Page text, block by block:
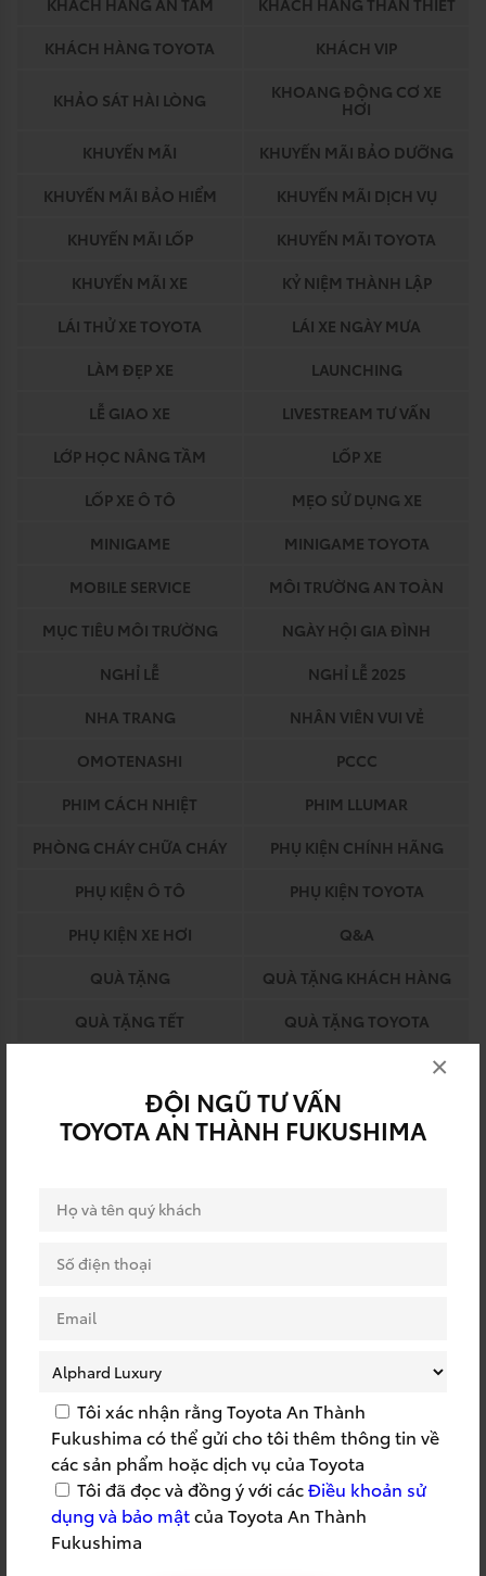
ĐỘI NGŨ TƯ VẤN
TOYOTA AN THÀNH FUKUSHIMA
Tôi xác nhận rằng Toyota An Thành
Fukushima có thể gửi cho tôi thêm thông tin về
các sản phẩm hoặc dịch vụ của Toyota
Tôi đã đọc và đồng ý với cácĐiều khoản sử
dụng và bảo mậtcủa Toyota An Thành
Fukushima
×
KHÁCH HÀNG AN TÂM
KHÁCH HÀNG THAN THIẾT
KHÁCH HÀNG TOYOTA
KHÁCH VIP
KHẢO SÁT HÀI LÒNG
KHOANG ĐỘNG CƠ XE
HƠI
KHUYẾN MÃI
KHUYẾN MÃI BẢO DƯỠNG
KHUYẾN MÃI BẢO HIỂM
KHUYẾN MÃI DỊCH VỤ
KHUYẾN MÃI LỐP
KHUYẾN MÃI TOYOTA
KHUYẾN MÃI XE
KỶ NIỆM THÀNH LẬP
LÁI THỬ XE TOYOTA
LÁI XE NGÀY MƯA
LÀM ĐẸP XE
LAUNCHING
LỄ GIAO XE
LIVESTREAM TƯ VẤN
LỚP HỌC NÂNG TẦM
LỐP XE
LỐP XE Ô TÔ
MẸO SỬ DỤNG XE
MINIGAME
MINIGAME TOYOTA
MOBILE SERVICE
MÔI TRƯỜNG AN TOÀN
MỤC TIÊU MÔI TRƯỜNG
NGÀY HỘI GIA ĐÌNH
NGHỈ LỄ
NGHỈ LỄ 2025
NHA TRANG
NHÂN VIÊN VUI VẺ
OMOTENASHI
PCCC
PHIM CÁCH NHIỆT
PHIM LLUMAR
PHÒNG CHÁY CHỮA CHÁY
PHỤ KIỆN CHÍNH HÃNG
PHỤ KIỆN Ô TÔ
PHỤ KIỆN TOYOTA
PHỤ KIỆN XE HƠI
Q&A
QUÀ TẶNG
QUÀ TẶNG KHÁCH HÀNG
QUÀ TẶNG TẾT
QUÀ TẶNG TOYOTA
QUY TRÌNH TOYOTA
RÚT THĂM TRÚNG
THƯỞNG
SỰ KIỆN BẢO HIỂM
SỰ KIỆN TOYOTA
SUMMER 2023
SUMMER TRIP
TAF
TÁI TỤC BẢO HIỂM
TẬP HUẤN CỨU HỘ
TAY NGHỀ TOYOTA
TEAMBUILDING